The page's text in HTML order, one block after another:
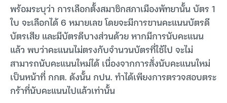
พร้อมระบุว่า การเลือกตั้งสมาชิกสภาเมืองพัทยานั้น บัตร 1
ใบ จะเลือกได้ 6 หมายเลข โดยจะมีการขานคะแนนบัตรดี
บัตรเสีย และมีบัตรดีบางส่วนด้วย หากมีการนับคะแนน
แล้ว พบว่าคะแนนไม่ตรงกับจำนวนบัตรที่ใช้ไป จะไม่
สามารถนับคะแนนใหม่ได้ เนื่องจากการสั่งนับคะแนนใหม่
เป็นหน้าที่ กกต. ดังนั้น กปน. ทำได้เพียงการตรวจสอบตระ
กร้าที่นับคะแนนไปแล้วเท่านั้น